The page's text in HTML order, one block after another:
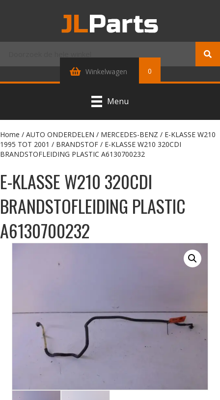
Winkelwagen 0
Menu
Home / AUTO ONDERDELEN / MERCEDES-BENZ / E-KLASSE W210
1995 TOT 2001 / BRANDSTOF / E-KLASSE W210 320CDI
BRANDSTOFLEIDING PLASTIC A6130700232
E-KLASSE W210 320CDI
BRANDSTOFLEIDING PLASTIC
A6130700232